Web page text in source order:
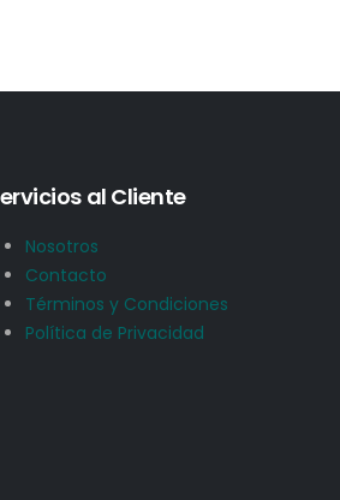
al Cliente
Nosotros
Contacto
Términos y Condiciones
Política de Privacidad